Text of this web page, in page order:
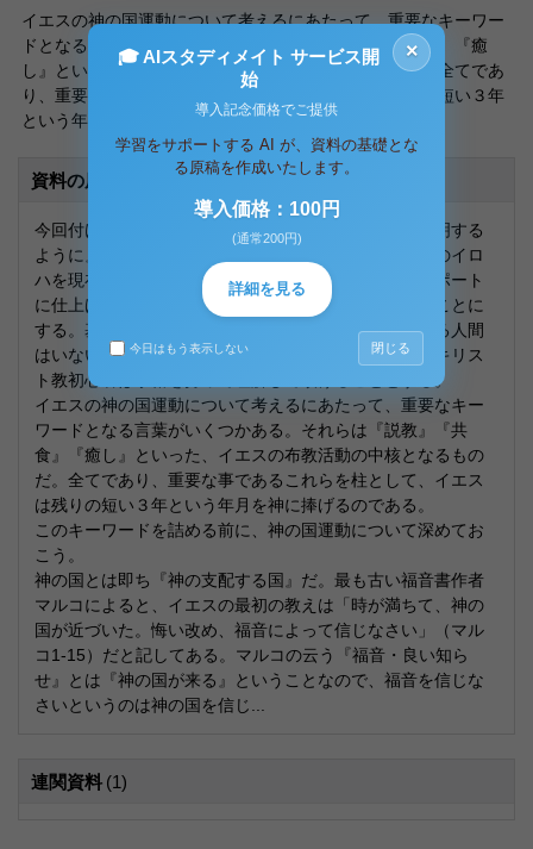
イエスの神の国運動について考えるにあたって、重要なキーワー
ドとなる言葉がいくつかある。それらは『説教』『共食』『癒
し』といった、イエスの布教活動の中核となるものだ。全てであ
り、重要な事であるこれらを柱として、イエスは残りの短い３年
という年月を神に捧げるのである。
資料の原本内容
今回付けられた条件が『キリスト教初心者に向けて説明する
ように』という事だった。それならばと、キリスト教のイロ
ハを現在進行形で学んでいる私が理解できるようなレポート
に仕上げれば良い、という解釈を事後承諾の形でとることに
する。基本的に私よりも出来の悪い脳味噌を持っている人間
はいないと仮定して物事を進めるので、文字の読めるキリス
ト教初心者は余裕を持って理解して頂けることとする。
イエスの神の国運動について考えるにあたって、重要なキー
ワードとなる言葉がいくつかある。それらは『説教』『共
食』『癒し』といった、イエスの布教活動の中核となるもの
だ。全てであり、重要な事であるこれらを柱として、イエス
は残りの短い３年という年月を神に捧げるのである。
このキーワードを詰める前に、神の国運動について深めてお
こう。
神の国とは即ち『神の支配する国』だ。最も古い福音書作者
マルコによると、イエスの最初の教えは「時が満ちて、神の
国が近づいた。悔い改め、福音によって信じなさい」（マル
コ1-15）だと記してある。マルコの云う『福音・良い知ら
せ』とは『神の国が来る』ということなので、福音を信じな
さいというのは神の国を信じ...
連関資料 (1)
×
🎓 AIスタディメイト サービス開
始
導入記念価格でご提供
学習をサポートする AI が、資料の基礎とな
る原稿を作成いたします。
導入価格：100円
(通常200円)
詳細を見る
今日はもう表示しない 閉じる